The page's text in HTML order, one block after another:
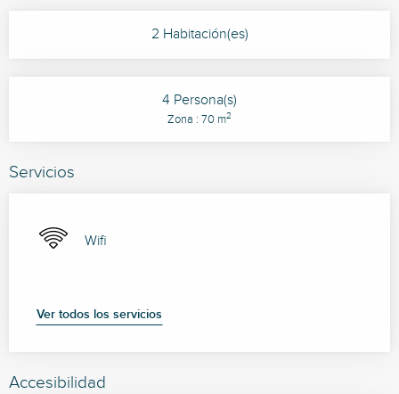
2 Habitación(es)
4 Persona(s)
Zona : 70 m2
Servicios
Wifi
Ver todos los servicios
Accesibilidad